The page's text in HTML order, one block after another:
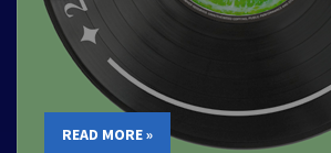
READ MORE »